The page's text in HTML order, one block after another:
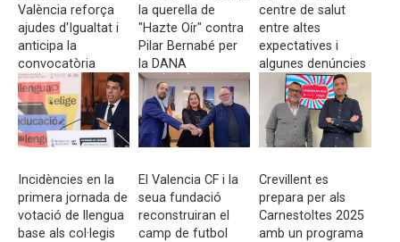
València reforça
ajudes d'Igualtat i
anticipa la
convocatòria
abans del 8-M
la querella de
"Hazte Oír" contra
Pilar Bernabé per
la DANA
centre de salut
entre altes
expectatives i
algunes denúncies
de descoordinació
Incidències en la
primera jornada de
votació de llengua
base als col·legis
El Valencia CF i la
seua fundació
reconstruiran el
camp de futbol
Crevillent es
prepara per als
Carnestoltes 2025
amb un programa